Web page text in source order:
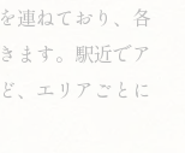
連ねており、各
ます。駅近でア
、エリアごとに